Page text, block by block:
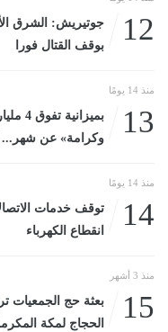
12
جوتيريش: الشرق
بوقف القتال فورا
منذ 14 يومًا
13
وكرامة» عن شهر... الثلاثاء، 14
منذ 14 يومًا
14
توقف خدمات
انقطاع الكهرباء
منذ 3 أشهر
15
بعثة حج الجمعيات
الحجاج لمكة